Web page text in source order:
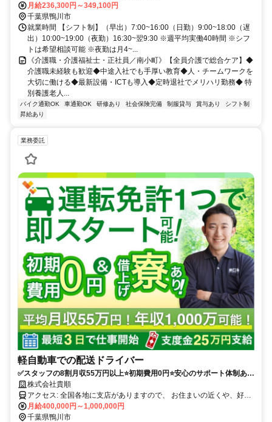
月給236,300円～349,100円
千葉県鴨川市
就業時間 【シフト制】（早出）7:00~16:00（日勤）9:00~18:00（遅
出）10:00~19:00（夜勤）16:30~翌9:30 ※週平均実働40時間 ※シフ
トは希望相談可能 ※夜勤は月4~...
《介護職・介護福祉士・正社員／南小町》【全員介護で総合ケア】◆
介護職未経験も歓迎◆中途入社でも手厚い教育◆人・チームワークを
大切に働ける◆最新設備・ICTも導入◆定時退社でメリハリ勤務◆ 特
別養護老人...
バイク通勤OK 車通勤OK 研修あり 社会保険完備 制服貸与 賞与あり
シフト制
昇給あり
業務委託
軽自動車での配送ドライバー
✅スタッフの8割月収55万円以上⭐️初期費用0円⭐️安心のサポート体制あり
（車両レンタル/事故対応等）履歴書不要！
株式会社貴順
アクセス: 全国各地に支店がありますので、 お住まいの近くや、好き
な場所で働くことが可能です。 ※自宅から車で通える範囲 ・転勤は
ありません。 ・マイカーかレンタル車両での直行直帰 ・車通勤可
月給400,000円～1,000,000円
千葉県鴨川市